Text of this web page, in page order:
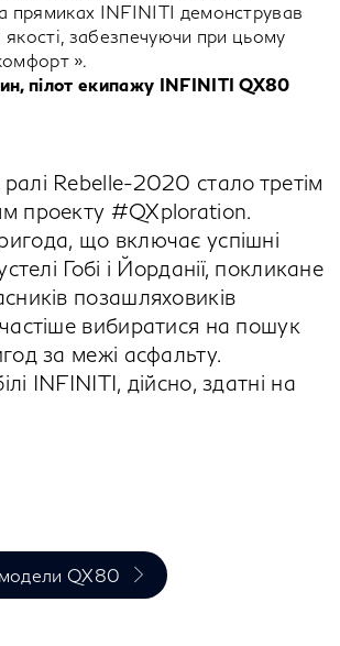
прямиках INFINITI демонстрував
якості, забезпечуючи при цьому
».
пілот екипажу INFINITI QX80
Rebelle-2020 стало третім
проекту #QXploration.
що включає успішні
Гобі і Йорданії, покликане
позашляховиків
вибиратися на пошук
за межі асфальту.
INFINITI, дійсно, здатні на
QX80